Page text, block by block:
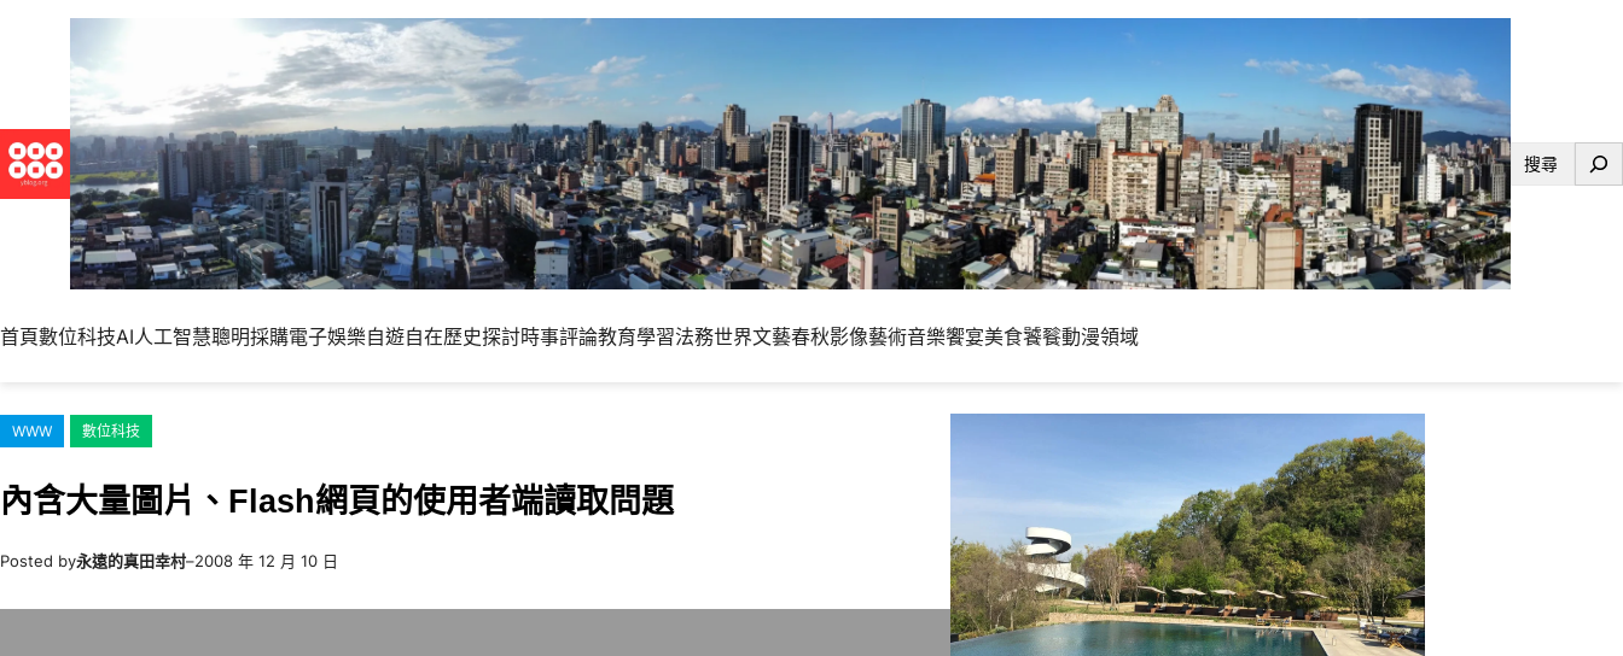
內
容
搜
首頁數位科技AI人工智慧聰明採購電子娛樂自遊自在歷史探討時事評論教育學習法務世界文藝春秋影像藝術音樂饗宴美食饕餮動漫領域
WWW 數位科技
內含大量圖片、Flash網頁的使用者端讀取問題
Posted by永遠的真田幸村–2008 年 12 月 10 日